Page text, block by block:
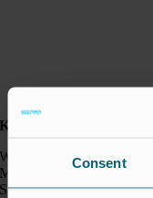
Consent
Kontakt:
Wapro AB
Munkahusvägen 103
SE-37431 Karlshamn